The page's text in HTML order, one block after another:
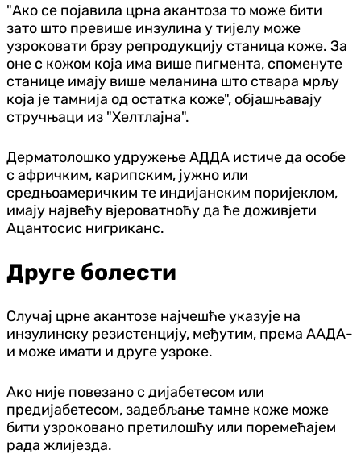
"Ако се појавила црна акантоза то може бити
зато што превише инзулина у тијелу може
узроковати брзу репродукцију станица коже. За
оне с кожом која има више пигмента, споменуте
станице имају више меланина што ствара мрљу
која је тамнија од остатка коже", објашњавају
стручњаци из "Хелтлајна".
Дерматолошко удружење АДДА истиче да особе
с афричким, карипским, јужно или
средњоамеричким те индијанским поријеклом,
имају највећу вјероватноћу да ће доживјети
Ацантосис нигриканс.
Друге болести
Случај црне акантозе најчешће указује на
инзулинску резистенцију, међутим, према ААДА-
и може имати и друге узроке.
Ако није повезано с дијабетесом или
предијабетесом, задебљање тамне коже може
бити узроковано претилошћу или поремећајем
рада жлијезда.